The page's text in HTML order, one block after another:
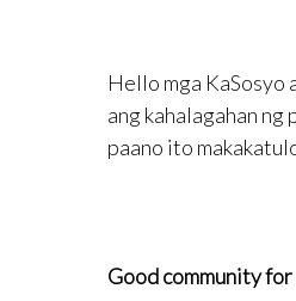
Hello mga KaSosyo
ang kahalagahan
paano ito
Good community